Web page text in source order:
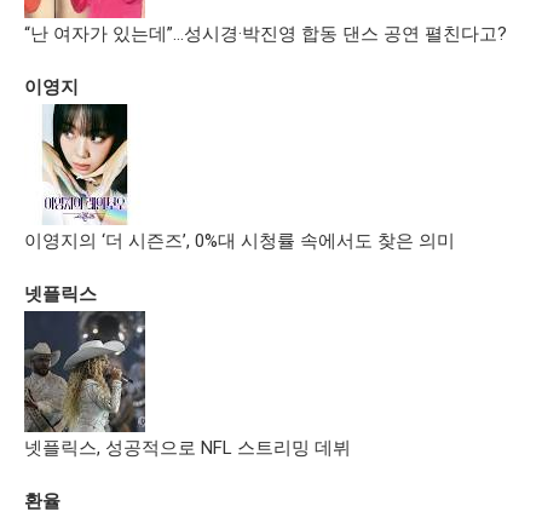
“난 여자가 있는데”…성시경·박진영 합동 댄스 공연 펼친다고?
이영지
이영지의 ‘더 시즌즈’, 0%대 시청률 속에서도 찾은 의미
넷플릭스
넷플릭스, 성공적으로 NFL 스트리밍 데뷔
환율